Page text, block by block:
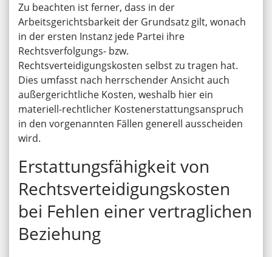
Zu beachten ist ferner, dass in der
Arbeitsgerichtsbarkeit der Grundsatz gilt, wonach
in der ersten Instanz jede Partei ihre
Rechtsverfolgungs- bzw.
Rechtsverteidigungskosten selbst zu tragen hat.
Dies umfasst nach herrschender Ansicht auch
außergerichtliche Kosten, weshalb hier ein
materiell-rechtlicher Kostenerstattungsanspruch
in den vorgenannten Fällen generell ausscheiden
wird.
Erstattungsfähigkeit von
Rechtsverteidigungskosten
bei Fehlen einer vertraglichen
Beziehung